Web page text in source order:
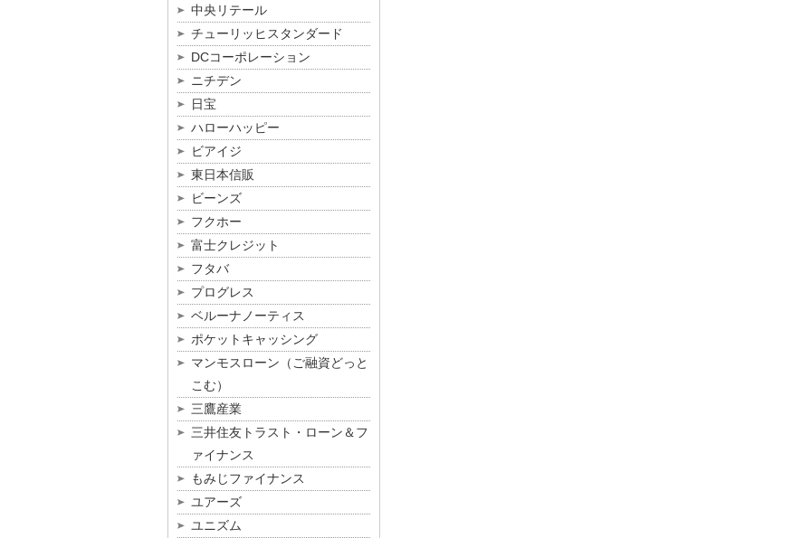
中央リテール
チューリッヒスタンダード
DCコーポレーション
ニチデン
日宝
ハローハッピー
ビアイジ
東日本信販
ビーンズ
フクホー
富士クレジット
フタバ
プログレス
ベルーナノーティス
ポケットキャッシング
マンモスローン（ご融資どっと
こむ）
三鷹産業
三井住友トラスト・ローン＆フ
ァイナンス
もみじファイナンス
ユアーズ
ユニズム